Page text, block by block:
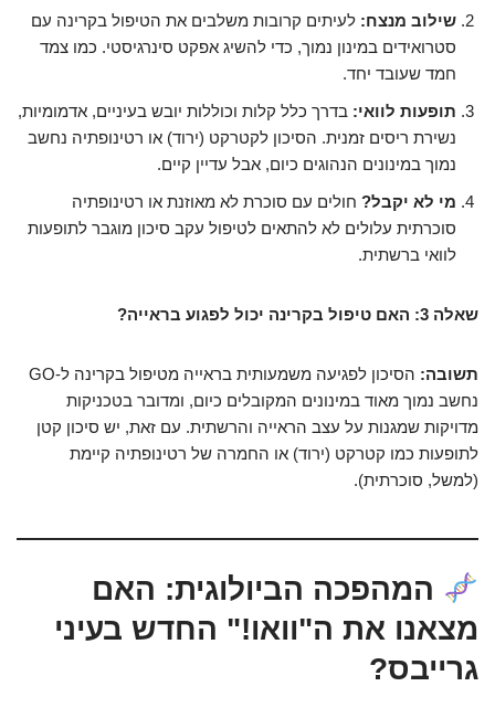
שילוב מנצח: לעיתים קרובות משלבים את הטיפול בקרינה עם
סטרואידים במינון נמוך, כדי להשיג אפקט סינרגיסטי. כמו צמד
חמד שעובד יחד.
תופעות לוואי: בדרך כלל קלות וכוללות יובש בעיניים, אדמומיות,
נשירת ריסים זמנית. הסיכון לקטרקט (ירוד) או רטינופתיה נחשב
נמוך במינונים הנהוגים כיום, אבל עדיין קיים.
מי לא יקבל? חולים עם סוכרת לא מאוזנת או רטינופתיה
סוכרתית עלולים לא להתאים לטיפול עקב סיכון מוגבר לתופעות
לוואי ברשתית.
שאלה 3: האם טיפול בקרינה יכול לפגוע בראייה?
תשובה:
הסיכון לפגיעה משמעותית בראייה מטיפול בקרינה ל-GO
נחשב נמוך מאוד במינונים המקובלים כיום, ומדובר בטכניקות
מדויקות שמגנות על עצב הראייה והרשתית. עם זאת, יש סיכון קטן
לתופעות כמו קטרקט (ירוד) או החמרה של רטינופתיה קיימת
(למשל, סוכרתית).
המהפכה הביולוגית: האם
מצאנו את ה"וואו!" החדש בעיני
גרייבס?